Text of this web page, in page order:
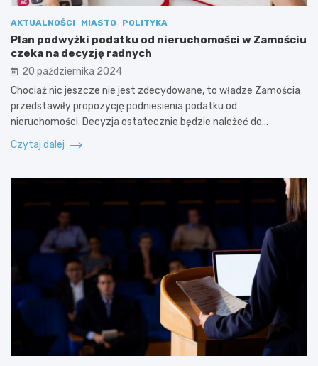
AKTUALNOŚCI MIASTO POLITYKA
Plan podwyżki podatku od nieruchomości w Zamościu
czeka na decyzję radnych
20 października 2024
Chociaż nic jeszcze nie jest zdecydowane, to władze Zamościa
przedstawiły propozycję podniesienia podatku od
nieruchomości. Decyzja ostatecznie będzie należeć do…
Czytaj dalej